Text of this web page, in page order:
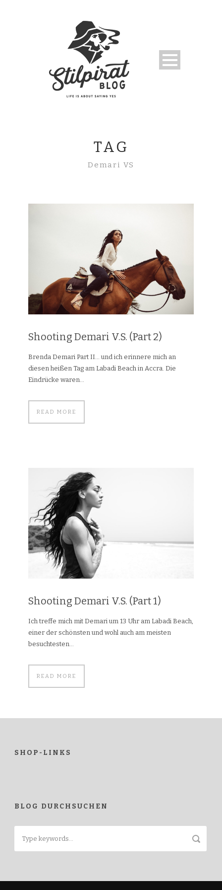
TAG
Demari VS
Shooting Demari V.S. (Part 2)
Brenda Demari Part II… und ich erinnere mich an
diesen heißen Tag am Labadi Beach in Accra. Die
Eindrücke waren...
READ MORE
Shooting Demari V.S. (Part 1)
Ich treffe mich mit Demari um 13 Uhr am Labadi Beach,
einer der schönsten und wohl auch am meisten
besuchtesten...
READ MORE
SHOP-LINKS
BLOG DURCHSUCHEN